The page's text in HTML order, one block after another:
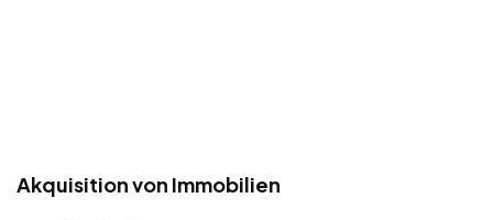
Akquisition von Immobilien